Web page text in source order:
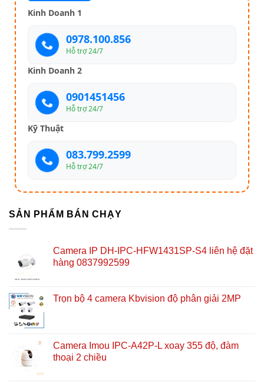
Kinh Doanh 1
0978.100.856
Hỗ trợ 24/7
Kinh Doanh 2
0901451456
Hỗ trợ 24/7
Kỹ Thuật
083.799.2599
Hỗ trợ 24/7
SẢN PHẨM BÁN CHẠY
Camera IP DH-IPC-HFW1431SP-S4 liên hệ đặt
hàng 0837992599
Trọn bộ 4 camera Kbvision độ phân giải 2MP
Camera Imou IPC-A42P-L xoay 355 độ, đàm
thoại 2 chiều